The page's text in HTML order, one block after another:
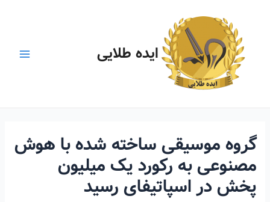
ایده طلایی
گروه موسیقی ساخته شده با هوش
مصنوعی به رکورد یک میلیون
پخش در اسپاتیفای رسید